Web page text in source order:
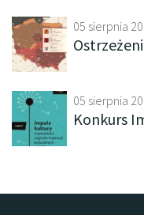
05 sierpnia
05 sierpnia
Konkurs